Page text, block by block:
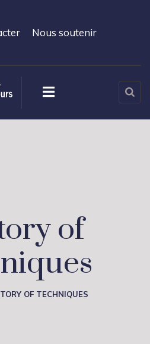
Nous soutenir
of
OF TECHNIQUES